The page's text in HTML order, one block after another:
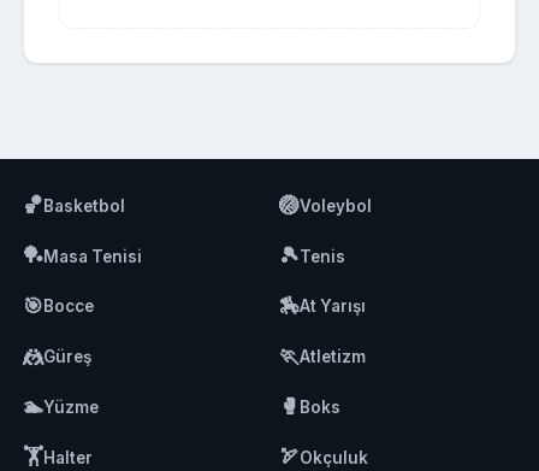
🏀Basketbol 🏐Voleybol
🏓Masa Tenisi 🎾Tenis
🎯Bocce 🏇At Yarışı
🤼Güreş 🏃Atletizm
🏊Yüzme 🥊 Boks
🏋️Halter 🏹Okçuluk